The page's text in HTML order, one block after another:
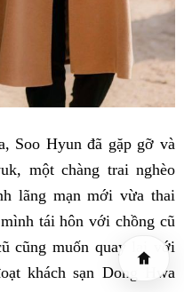
Soo Hyun đã gặp gỡ và
một chàng trai nghèo
lãng mạn mới vừa thai
tái hôn với chồng cũ
cũng muốn quay lại với
khách sạn Dong Hwa